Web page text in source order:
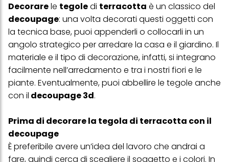
Decorarele tegoledi terracotta è un classico del
decoupage: una volta decorati questi oggetti con
la tecnica base, puoi appenderli o collocarli in un
angolo strategico per arredare la casa e il giardino. Il
materiale e il tipo di decorazione, infatti, si integrano
facilmente nell’arredamento e tra i nostri fiori e le
piante. Eventualmente, puoi abbellire le tegole anche
con il decoupage 3d.
Prima di decorare la tegola di terracotta con il
decoupage
È preferibile avere un’idea del lavoro che andrai a
fare, quindi cerca di scegliere il soggetto e i colori. In